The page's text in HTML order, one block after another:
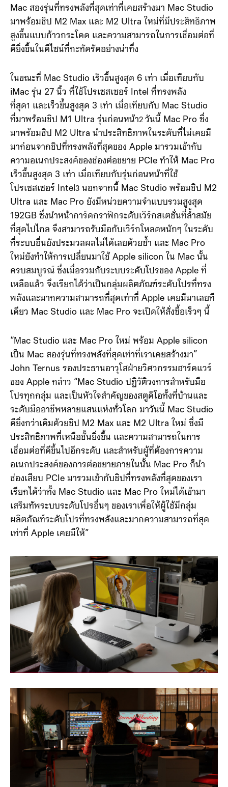
Mac สองรุ่นที่ทรงพลังที่สุดเท่าที่เคยสร้างมา Mac Studio
มาพร้อมชิป M2 Max และ M2 Ultra ใหม่ที่มีประสิทธิภาพ
สูงขึ้นแบบก้าวกระโดด และความสามารถในการเชื่อมต่อที่
ดียิ่งขึ้นในดีไซน์ที่กะทัดรัดอย่างน่าทึ่ง
ในขณะที่ Mac Studio เร็วขึ้นสูงสุด 6 เท่า เมื่อเทียบกับ
iMac รุ่น 27 นิ้ว ที่ใช้โปรเซสเซอร์ Intel ที่ทรงพลัง
ที่สุด1 และเร็วขึ้นสูงสุด 3 เท่า เมื่อเทียบกับ Mac Studio
ที่มาพร้อมชิป M1 Ultra รุ่นก่อนหน้า2 วันนี้ Mac Pro ซึ่ง
มาพร้อมชิป M2 Ultra นำประสิทธิภาพในระดับที่ไม่เคยมี
มาก่อนจากชิปที่ทรงพลังที่สุดของ Apple มารวมเข้ากับ
ความอเนกประสงค์ของช่องต่อขยาย PCIe ทำให้ Mac Pro
เร็วขึ้นสูงสุด 3 เท่า เมื่อเทียบกับรุ่นก่อนหน้าที่ใช้
โปรเซสเซอร์ Intel 3 นอกจากนี้ Mac Studio พร้อมชิป M2
Ultra และ Mac Pro ยังมีหน่วยความจำแบบรวมสูงสุด
192GB ซึ่งนำหน้าการ์ดกราฟิกระดับเวิร์กสเตชั่นที่ล้ำสมัย
ที่สุดไปไกล จึงสามารถรับมือกับเวิร์กโหลดหนักๆ ในระดับ
ที่ระบบอื่นยังประมวลผลไม่ได้เลยด้วยซ้ำ และ Mac Pro
ใหม่ยังทำให้การเปลี่ยนมาใช้ Apple silicon ใน Mac นั้น
ครบสมบูรณ์ ซึ่งเมื่อรวมกับระบบระดับโปรของ Apple ที่
เหลือแล้ว จึงเรียกได้ว่าเป็นกลุ่มผลิตภัณฑ์ระดับโปรที่ทรง
พลังและมากความสามารถที่สุดเท่าที่ Apple เคยมีมาเลยที
เดียว Mac Studio และ Mac Pro จะเปิดให้สั่งซื้อเร็วๆ นี้
“Mac Studio และ Mac Pro ใหม่ พร้อม Apple silicon
เป็น Mac สองรุ่นที่ทรงพลังที่สุดเท่าที่เราเคยสร้างมา”
John Ternus รองประธานอาวุโสฝ่ายวิศวกรรมฮาร์ดแวร์
ของ Apple กล่าว “Mac Studio ปฏิวัติวงการสำหรับมือ
โปรทุกกลุ่ม และเป็นหัวใจสำคัญของสตูดิโอทั้งที่บ้านและ
ระดับมืออาชีพหลายแสนแห่งทั่วโลก มาวันนี้ Mac Studio
ดียิ่งกว่าเดิมด้วยชิป M2 Max และ M2 Ultra ใหม่ ซึ่งมี
ประสิทธิภาพที่เหนือชั้นยิ่งขึ้น และความสามารถในการ
เชื่อมต่อที่ดีขึ้นไปอีกระดับ และสำหรับผู้ที่ต้องการความ
อเนกประสงค์ของการต่อขยายภายในนั้น Mac Pro ก็นำ
ช่องเสียบ PCIe มารวมเข้ากับชิปที่ทรงพลังที่สุดของเรา
เรียกได้ว่าทั้ง Mac Studio และ Mac Pro ใหม่ได้เข้ามา
เสริมทัพระบบระดับโปรอื่นๆ ของเราเพื่อให้ผู้ใช้มีกลุ่ม
ผลิตภัณฑ์ระดับโปรที่ทรงพลังและมากความสามารถที่สุด
เท่าที่ Apple เคยมีให้”